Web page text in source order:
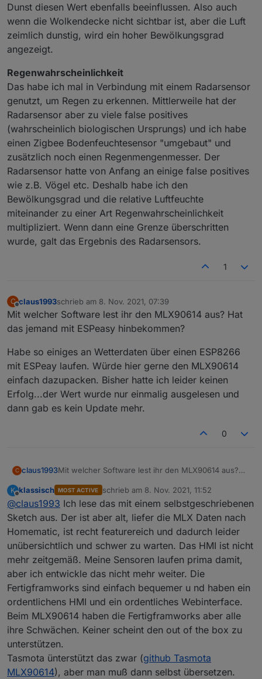
Dunst diesen Wert ebenfalls beeinflussen. Also auch
wenn die Wolkendecke nicht sichtbar ist, aber die Luft
zeimlich dunstig, wird ein hoher Bewölkungsgrad
angezeigt.
Regenwahrscheinlichkeit
Das habe ich mal in Verbindung mit einem Radarsensor
genutzt, um Regen zu erkennen. Mittlerweile hat der
Radarsensor aber zu viele false positives
(wahrscheinlich biologischen Ursprungs) und ich habe
einen Zigbee Bodenfeuchtesensor "umgebaut" und
zusätzlich noch einen Regenmengenmesser. Der
Radarsensor hatte von Anfang an einige false positives
wie z.B. Vögel etc. Deshalb habe ich den
Bewölkungsgrad und die relative Luftfeuchte
miteinander zu einer Art Regenwahrscheinlichkeit
multipliziert. Wenn dann eine Grenze überschritten
wurde, galt das Ergebnis des Radarsensors.
1
C
Offline
claus1993schrieb am 8. Nov. 2021, 07:39
zuletzt editiert von
Mit welcher Software lest ihr den MLX90614 aus? Hat
das jemand mit ESPeasy hinbekommen?
Habe so einiges an Wetterdaten über einen ESP8266
mit ESPeay laufen. Würde hier gerne den MLX90614
einfach dazupacken. Bisher hatte ich leider keinen
Erfolg...der Wert wurde nur einmalig ausgelesen und
dann gab es kein Update mehr.
0
C claus1993Mit welcher Software lest ihr den MLX90614 aus?
Habe so einiges an Wetterdaten über einen
ESP8266 mit ESPeay laufen. Würde hier gerne den
MLX90614 einfach dazupacken. Bisher hatte ich
leider keinen Erfolg...der Wert wurde nur einmalig
ausgelesen und dann gab es kein Update mehr.
K
Offline
klassisch MOST ACTIVE schrieb am 8. Nov. 2021, 11:52
zuletzt editiert von
@claus1993 Ich lese das mit einem selbstgeschriebenen
Sketch aus. Der ist aber alt, liefer die MLX Daten nach
Homematic, ist recht featurereich und dadurch leider
unübersichtlich und schwer zu warten. Das HMI ist nicht
mehr zeitgemäß. Meine Sensoren laufen prima damit,
aber ich entwickle das nicht mehr weiter. Die
Fertigframworks sind einfach bequemer u nd haben ein
ordentlichens HMI und ein ordentliches Webinterface.
Beim MLX90614 haben die Fertigframworks aber alle
ihre Schwächen. Keiner scheint den out of the box zu
unterstützen.
Tasmota ünterstützt das zwar (github Tasmota
MLX90614), aber man muß dann selbst übersetzen.